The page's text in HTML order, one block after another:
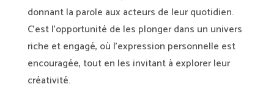
donnant la parole aux acteurs de leur quotidien.
C’est l’opportunité de les plonger dans un univers
riche et engagé, où l’expression personnelle est
encouragée, tout en les invitant à explorer leur
créativité.